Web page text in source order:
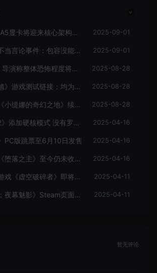
AMD下代RDNA5显卡将迎来核心架构大幅升级 2025-09-01
《失落之魂》不当言论事件：包容没能消解过激言论 2025-09-01
《生化危机9》导演称整体恐怖程度将进一步提升 2025-08-28
《黑神话：钟馗》游戏测试链接：均为骗子 2025-08-28
Gearbox确认《小缇娜的奇幻之地》续作正在开发中 2025-08-28
《天国：拯救2》添加硬核模式 没有罗盘和快速旅行 2025-04-16
PC版跳票至6月10日发售 2025-04-16
动作RPG游戏《堕落之主》至今仍未收回成本 2025-04-16
第一人称射击游戏《虚空破碎者》即将多平台上线 2025-04-11
《女神异闻录：夜幕魅影》Steam页面上线 2025-04-11
暂无评论